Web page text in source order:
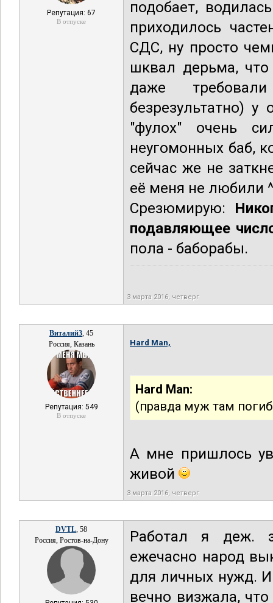
Репутация: 67
В отпуске
подобает,
приходилось
СДС, ну просто
шквал дерьма,
даже
безрезультатно)
"фулох" очень
неугомонных баб,
сейчас же не
её меня не любили
Срезюмирую:
подавляющее
пола - баборабы.
3 марта 2016, четверг
Виталий3, 45
Россия, Казань
Репутация: 549
В отпуске
Hard Man,
Hard Man:
(правда муж там погиб
А мне пришлось
живой
3 марта 2016, четверг
DVTL, 58
Россия, Ростов-на-Дону
Работал я деж.
ежечасно народ
для личных нужд.
вечно визжала,